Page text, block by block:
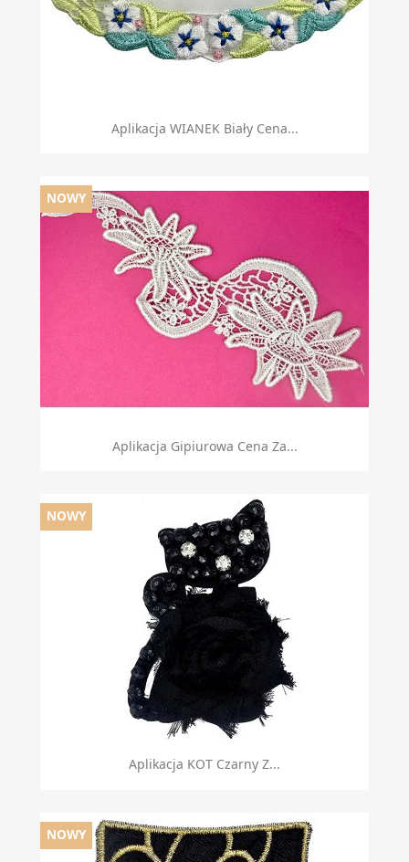
Aplikacja WIANEK Biały Cena...
Aplikacja Gipiurowa Cena Za...
NOWY
Aplikacja KOT Czarny Z...
NOWY
NOWY